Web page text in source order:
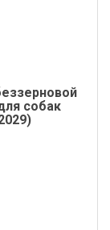
собак